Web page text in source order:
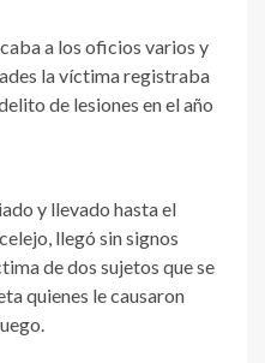
a los oficios varios y
la víctima registraba
de lesiones en el año
y llevado hasta el
llegó sin signos
de dos sujetos que se
quienes le causaron